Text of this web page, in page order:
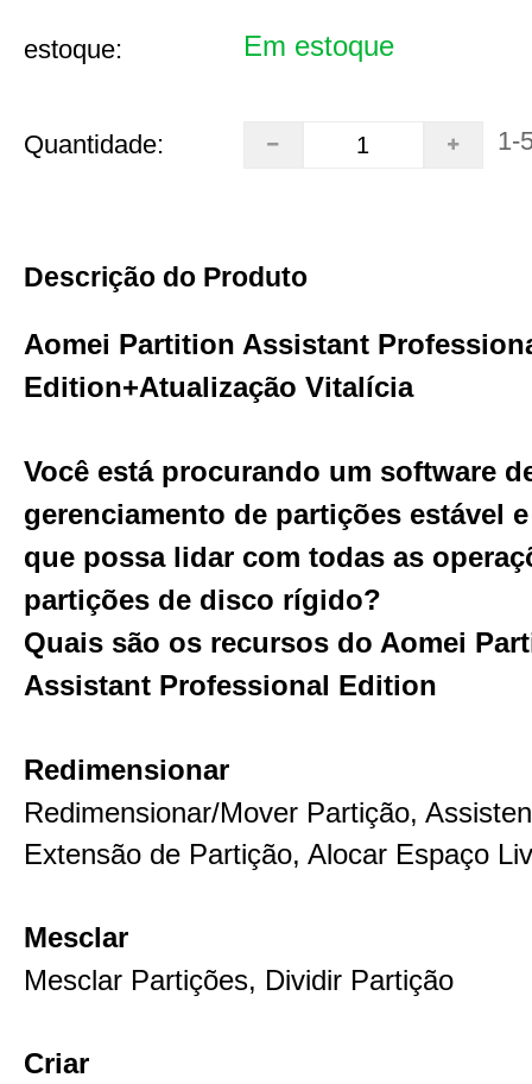
estoque: Em estoque
Quantidade: 1-
Descrição do Produto
Aomei Partition Assistant
Edition+Atualização Vitalícia
Você está procurando um software
gerenciamento de partições estável
que possa lidar com todas as
partições de disco rígido?
Quais são os recursos do Aomei
Assistant Professional Edition
Redimensionar
Redimensionar/Mover Partição,
Extensão de Partição, Alocar Espaço
Mesclar
Mesclar Partições, Dividir Partição
Criar